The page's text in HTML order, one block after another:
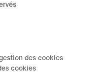
des cookies
cookies